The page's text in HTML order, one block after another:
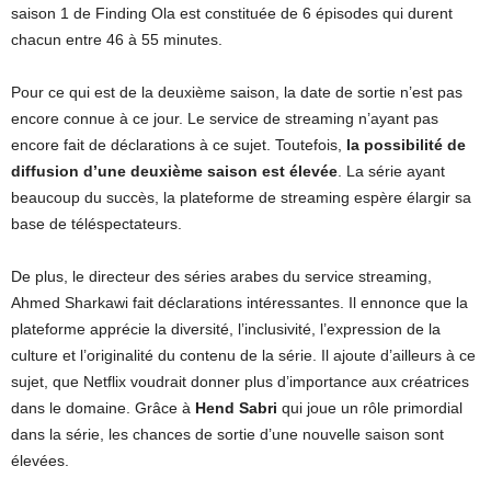
saison 1 de Finding Ola est constituée de 6 épisodes qui durent
chacun entre 46 à 55 minutes.
Pour ce qui est de la deuxième saison, la date de sortie n’est pas
encore connue à ce jour. Le service de streaming n’ayant pas
encore fait de déclarations à ce sujet. Toutefois, la possibilité de
diffusion d’une deuxième saison est élevée. La série ayant
beaucoup du succès, la plateforme de streaming espère élargir sa
base de téléspectateurs.
De plus, le directeur des séries arabes du service streaming,
Ahmed Sharkawi fait déclarations intéressantes. Il ennonce que la
plateforme apprécie la diversité, l’inclusivité, l’expression de la
culture et l’originalité du contenu de la série. Il ajoute d’ailleurs à ce
sujet, que Netflix voudrait donner plus d’importance aux créatrices
dans le domaine. Grâce à Hend Sabri qui joue un rôle primordial
dans la série, les chances de sortie d’une nouvelle saison sont
élevées.